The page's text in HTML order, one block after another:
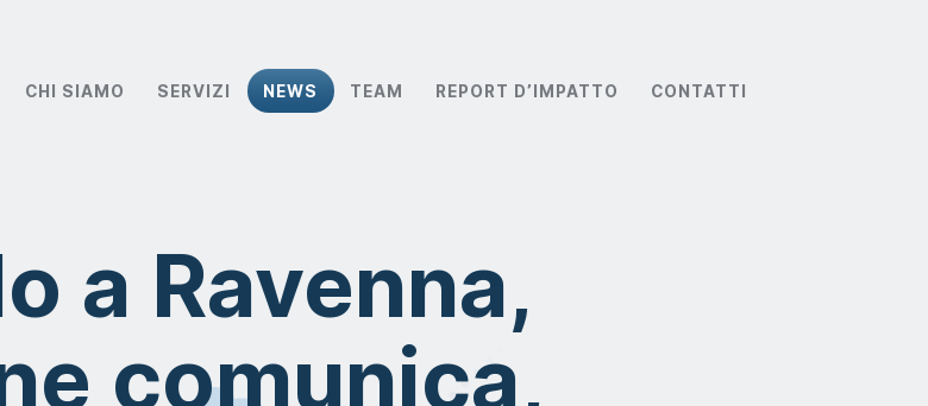
CHI SIAMO SERVIZI NEWS TEAM REPORT D’IMPATTO CONTATTI
a Ravenna,
comunica,